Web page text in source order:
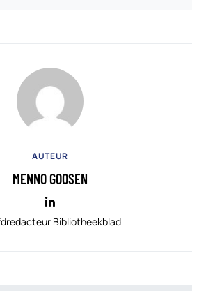
AUTEUR
MENNO GOOSEN
Bibliotheekblad